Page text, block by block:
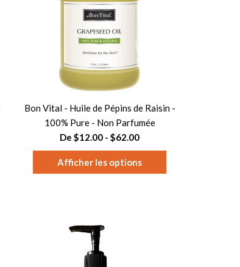
Bon Vital - Huile de Pépins de Raisin -
100% Pure - Non Parfumée
De $12.00 - $62.00
Afficher les options